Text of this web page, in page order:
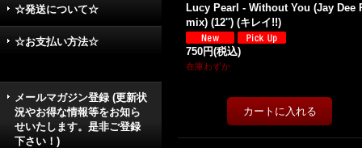
☆発送について☆
☆お支払い方法☆
メールマガジン登録 (更新状
況やお得な情報等をお知ら
せいたします。是非ご登録
下さい！)
Lucy Pearl - Without You (Jay Dee
mix) (12'') (キレイ!!)
750円(税込)
在庫わずか